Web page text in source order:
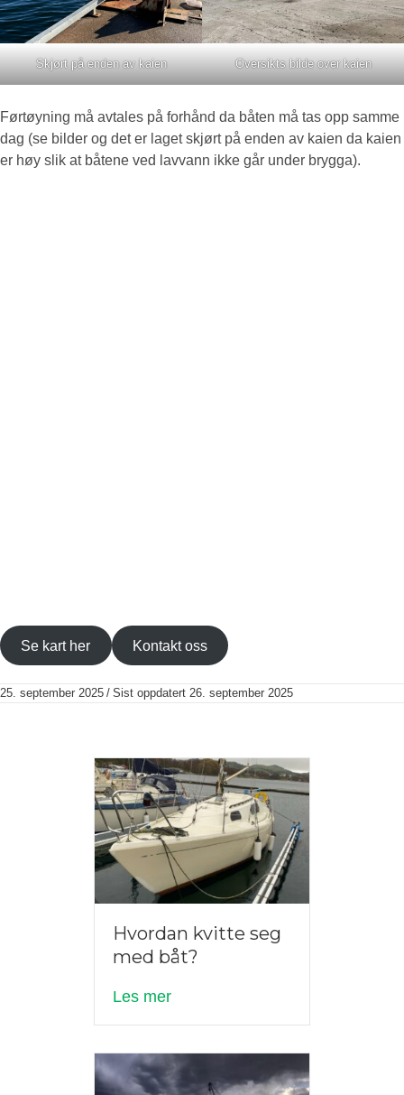
Skjørt på enden av kaien Oversikts bilde over kaien
Førtøyning må avtales på forhånd da båten må tas opp samme
dag (se bilder og det er laget skjørt på enden av kaien da kaien
er høy slik at båtene ved lavvann ikke går under brygga).
Se kart her Kontakt oss
25. september 2025 / Sist oppdatert 26. september 2025
Hvordan kvitte seg
med båt?
Les merabout Hvordan kvitte seg med